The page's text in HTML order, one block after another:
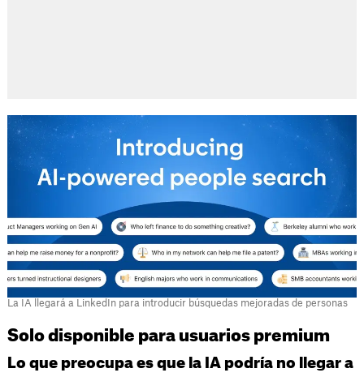
La IA llegará a LinkedIn para introducir búsquedas mejoradas de personas
Solo disponible para usuarios premium
Lo que preocupa es que la IA podría no llegar a